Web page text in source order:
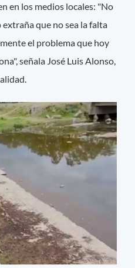
en los medios locales: "No
que no sea la falta
el problema que hoy
señala José Luis Alonso,